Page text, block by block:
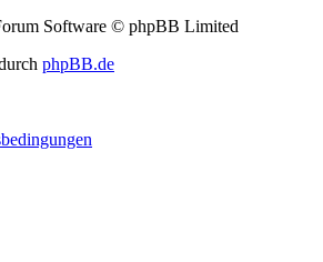
Software © phpBB Limited
phpBB.de